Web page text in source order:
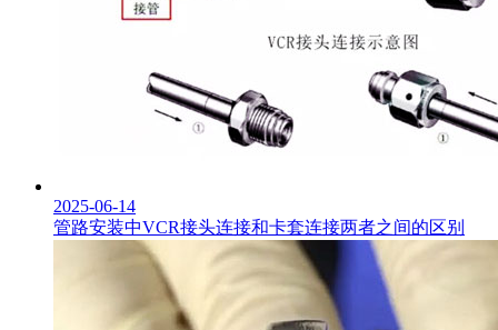
2025-06-14
管路安装中VCR接头连接和卡套连接两者之间的区别